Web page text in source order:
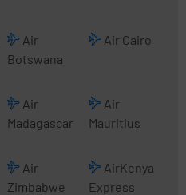
Air
Botswana
Air Cairo
Air
Madagascar
Air
Mauritius
Air
Zimbabwe
AirKenya
Express